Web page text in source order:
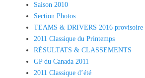
Saison 2010
Section Photos
TEAMS & DRIVERS 2016 provisoire
2011 Classique du Printemps
RÉSULTATS & CLASSEMENTS
GP du Canada 2011
2011 Classique d’été